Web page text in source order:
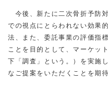
今後、新たに二次骨折予防
での視点にとらわれない効果
法、また、委託事業の評価指
ことを目的として、マーケッ
下「調査」という。）を実施
なご提案をいただくことを期